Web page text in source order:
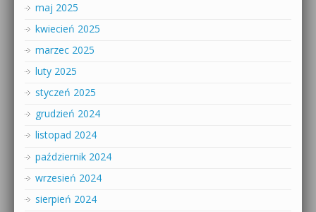
maj 2025
kwiecień 2025
marzec 2025
luty 2025
styczeń 2025
grudzień 2024
listopad 2024
październik 2024
wrzesień 2024
sierpień 2024